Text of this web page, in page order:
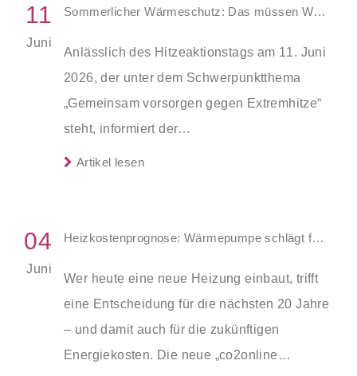
11
Juni
Sommerlicher Wärmeschutz: Das müssen Wohnungseigentümer beachten
Anlässlich des Hitzeaktionstags am 11. Juni
2026, der unter dem Schwerpunktthema
„Gemeinsam vorsorgen gegen Extremhitze“
steht, informiert der
Verbraucherschutzverband Wohnen im
umsetzen lassen und was
müssen. In fast allen Fällen muss die
Wohnungseigentümergemeinschaft (WEG)
über die Maßnahme beschließen.
Artikel lesen
04
Juni
Heizkostenprognose: Wärmepumpe schlägt fossile Systeme im 20-Jahres-Vergleich
Wer heute eine neue Heizung einbaut, trifft
eine Entscheidung für die nächsten 20 Jahre
– und damit auch für die zukünftigen
Energiekosten. Die neue „co2online